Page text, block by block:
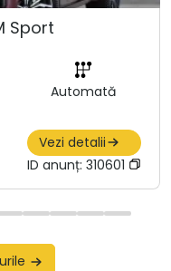
Sport
Automată
Vezi detalii
ID anunț: 310601